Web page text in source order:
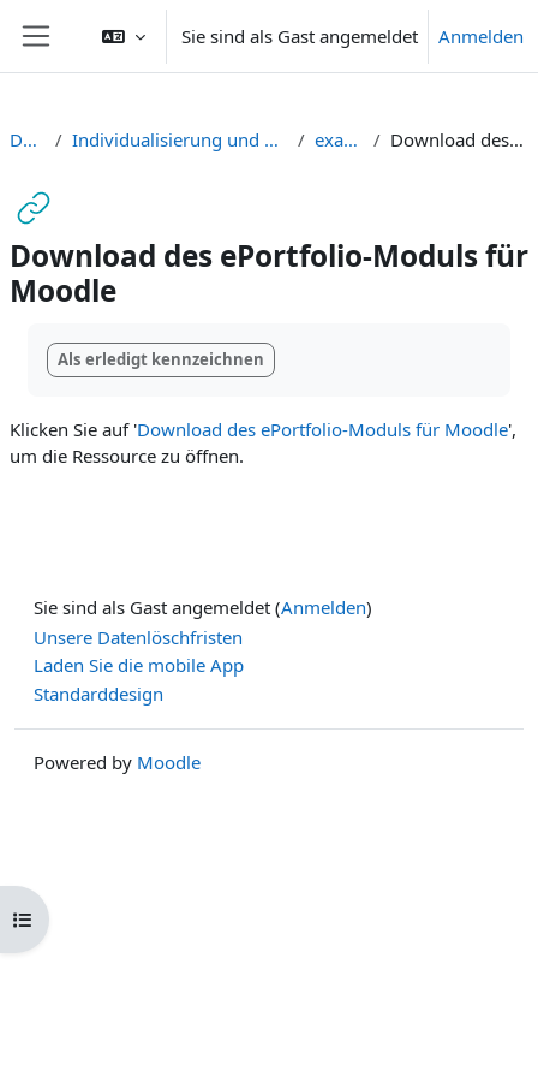
Website-Übersicht
Sie sind als Gast angemeldet Anmelden
Kursindex öffnen
Dashboard Individualisierung und Selbstgesteuertes Lernen digital unterstützen exabis - ePortfolio Download des ePortfolio-Moduls für Moodle
Download des ePortfolio-Moduls für
Moodle
Als erledigt kennzeichnen
Klicken Sie auf 'Download des ePortfolio-Moduls für Moodle',
um die Ressource zu öffnen.
Sie sind als Gast angemeldet (Anmelden)
Unsere Datenlöschfristen
Laden Sie die mobile App
Standarddesign
Powered by Moodle